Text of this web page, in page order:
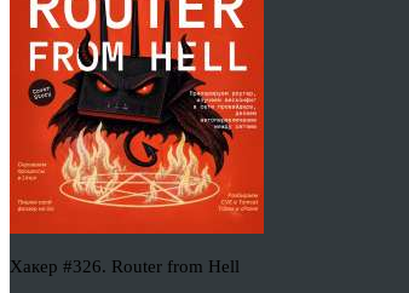
Хакер #326. Router from Hell